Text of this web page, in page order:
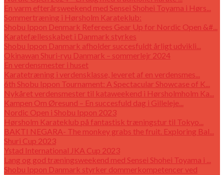
En varm efterårsweekend med Sensei Shohei Toyama i Hørs...
Sommertræning i Hørsholm Karateklub:
Shobu Ippon Denmark Referees Gear Up for Nordic Open &#...
Karatefællesskabet i Danmark styrkes
Shobu Ippon Danmark afholder succesfuldt årligt udvikli...
Okinawan Shuri-ryu Danmark – sommerlejr 2024
En verdensmester i huset
Karatetræning i verdensklasse, leveret af en verdensmes...
6th Shobu Ippon Tournament: A Spectacular Showcase of K...
Nykåret verdensmester til kataweekend i Hørsholmholm Ka...
Kampen Om Øresund – En succesfuld dag i Gilleleje...
Nordic Open i Shobu Ippon 2023
Hørsholm Karateklub på fantastisk træningstur til Tokyo...
BAKTI NEGARA- The monkey grabs the fruit. Exploring Bal...
Shuri Cup 2023
Ystad International JKA Cup 2023
Lang og god træningsweekend med Sensei Shohei Toyama i ...
Shobu Ippon Danmark styrker dommerkompetencer ved